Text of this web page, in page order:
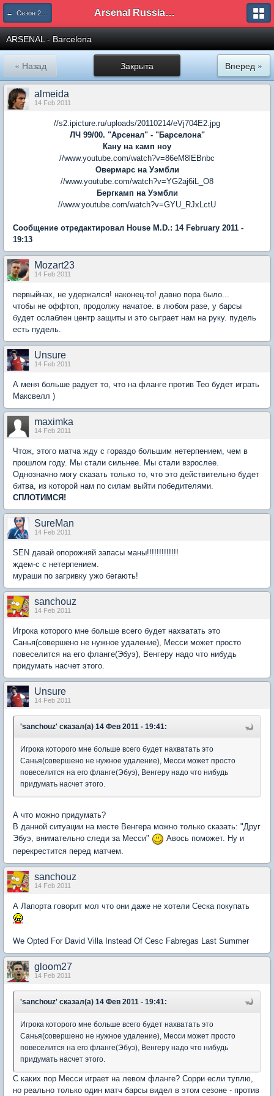
← Сезон 2010/11 Arsenal Russian Speaking Supporters Club
ARSENAL - Barcelona
Закрыта
« Назад Вперед »
almeida
14 Feb 2011
//s2.ipicture.ru/uploads/20110214/eVj704E2.jpg
ЛЧ 99/00. "Арсенал" - "Барселона"
Кану на камп ноу
//www.youtube.com/watch?v=86eM8lEBnbc
Овермарс на Уэмбли
//www.youtube.com/watch?v=YG2aj6iL_O8
Бергкамп на Уэмбли
//www.youtube.com/watch?v=GYU_RJxLctU
Сообщение отредактировал House M.D.: 14 February 2011 -
19:13
Mozart23
14 Feb 2011
первыйнах, не удержался! наконец-то! давно пора было...
чтобы не оффтоп, продолжу начатое. в любом разе, у барсы
будет ослаблен центр защиты и это сыграет нам на руку. пудель
есть пудель.
Unsure
14 Feb 2011
А меня больше радует то, что на фланге против Тео будет играть
Максвелл )
maximka
14 Feb 2011
Чтож, этого матча жду с гораздо большим нетерпением, чем в
прошлом году. Мы стали сильнее. Мы стали взрослее.
Однозначно могу сказать только то, что это действительно будет
битва, из которой нам по силам выйти победителями.
СПЛОТИМСЯ!
SureMan
14 Feb 2011
SEN давай опорожняй запасы маны!!!!!!!!!!!!!
ждем-с с нетерпением.
мураши по загривку ужо бегають!
sanchouz
14 Feb 2011
Игрока которого мне больше всего будет нахватать это
Санья(совершено не нужное удаление), Месси может просто
повеселится на его фланге(Эбуэ), Венгеру надо что нибудь
придумать насчет этого.
Unsure
14 Feb 2011
'sanchouz' сказал(а) 14 Фев 2011 - 19:41:
Игрока которого мне больше всего будет нахватать это
Санья(совершено не нужное удаление), Месси может просто
повеселится на его фланге(Эбуэ), Венгеру надо что нибудь
придумать насчет этого.
А что можно придумать?
В данной ситуации на месте Венгера можно только сказать: "Друг
Эбуэ, внимательно следи за Месси"
Авось поможет. Ну и
перекрестится перед матчем.
sanchouz
14 Feb 2011
А Лапорта говорит мол что они даже не хотели Сеска покупать
We Opted For David Villa Instead Of Cesc Fabregas Last Summer
gloom27
14 Feb 2011
'sanchouz' сказал(а) 14 Фев 2011 - 19:41:
Игрока которого мне больше всего будет нахватать это
Санья(совершено не нужное удаление), Месси может просто
повеселится на его фланге(Эбуэ), Венгеру надо что нибудь
придумать насчет этого.
С каких пор Месси играет на левом фланге? Сорри если туплю,
но реально только один матч барсы видел в этом сезоне - против